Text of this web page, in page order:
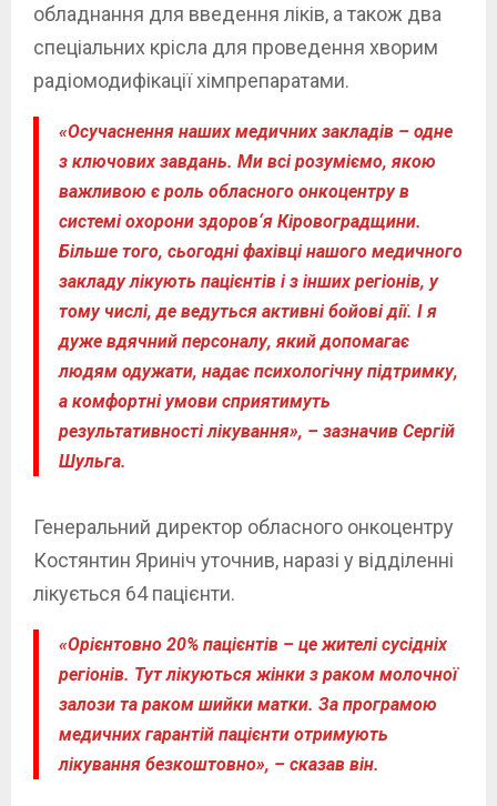
обладнання для введення ліків, а також два
спеціальних крісла для проведення хворим
радіомодифікації хімпрепаратами.
«Осучаснення наших медичних закладів – одне
з ключових завдань. Ми всі розуміємо, якою
важливою є роль обласного онкоцентру в
системі охорони здоров‘я Кіровоградщини.
Більше того, сьогодні фахівці нашого медичного
закладу лікують пацієнтів і з інших регіонів, у
тому числі, де ведуться активні бойові дії. І я
дуже вдячний персоналу, який допомагає
людям одужати, надає психологічну підтримку,
а комфортні умови сприятимуть
результативності лікування», – зазначив Сергій
Шульга.
Генеральний директор обласного онкоцентру
Костянтин Яриніч уточнив, наразі у відділенні
лікується 64 пацієнти.
«Орієнтовно 20% пацієнтів – це жителі сусідніх
регіонів. Тут лікуються жінки з раком молочної
залози та раком шийки матки. За програмою
медичних гарантій пацієнти отримують
лікування безкоштовно», – сказав він.